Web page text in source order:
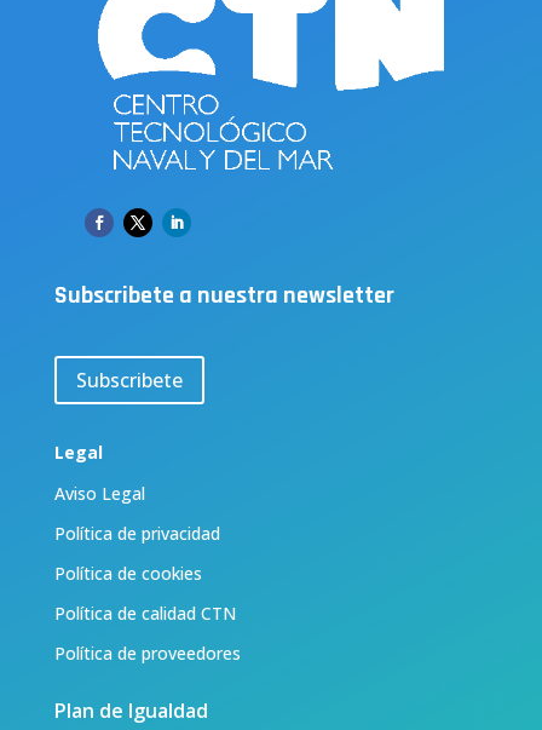
Subscribete a nuestra newsletter
Subscribete
Legal
Aviso Legal
Política de privacidad
Política de cookies
Política de calidad CTN
Política de proveedores
Plan de Igualdad